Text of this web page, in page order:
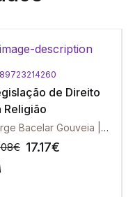
de Direito
Religião
Jorge Bacelar Gouveia | M. Saturino da Costa Gomes | Fernando Soares Loja
€ 17.17€